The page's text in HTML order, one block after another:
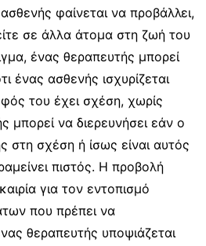
φαίνεται να προβάλλει,
σε άλλα άτομα στη ζωή του
ένας θεραπευτής μπορεί
ένας ασθενής ισχυρίζεται
του έχει σχέση, χωρίς
μπορεί να διερευνήσει εάν ο
στη σχέση ή ίσως είναι αυτός
πιστός. Η προβολή
για τον εντοπισμό
που πρέπει να
θεραπευτής υποψιάζεται